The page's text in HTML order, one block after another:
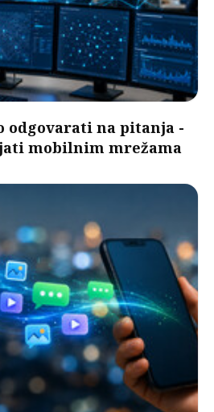
odgovarati na pitanja -
mobilnim mrežama